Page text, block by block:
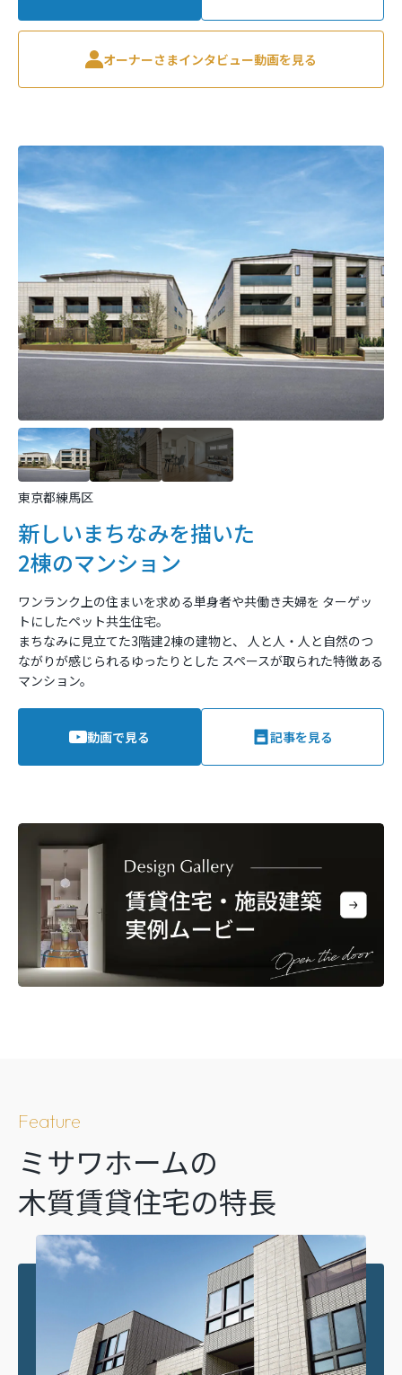
オーナーさまインタビュー動画を見る
東京都練馬区
新しいまちなみを描いた
2棟のマンション
ワンランク上の住まいを求める単身者や共働き夫婦を ターゲッ
トにしたペット共生住宅。
まちなみに見立てた3階建2棟の建物と、
人と人・人と自然のつ
ながりが感じられるゆったりとした スペースが取られた特徴ある
マンション。
動画で見る 記事を見る
Feature
ミサワホームの
木質賃貸住宅の特長